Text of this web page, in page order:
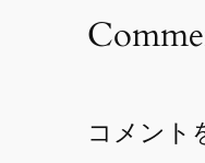
コメント